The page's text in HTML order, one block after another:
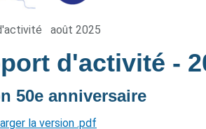
août 2025
d'activité -
50e anniversaire
la version .pdf